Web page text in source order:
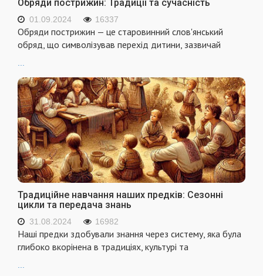
Обряди пострижин: Традиції та сучасність
01.09.2024 16337
Обряди пострижин — це старовинний слов'янський
обряд, що символізував перехід дитини, зазвичай
Традиційне навчання наших предків: Сезонні
цикли та передача знань
31.08.2024 16982
Наші предки здобували знання через систему, яка була
глибоко вкорінена в традиціях, культурі та
...